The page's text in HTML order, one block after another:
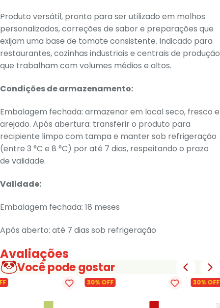
Produto versátil, pronto para ser utilizado em molhos
personalizados, correções de sabor e preparações que
exijam uma base de tomate consistente. Indicado para
restaurantes, cozinhas industriais e centrais de produção
que trabalham com volumes médios e altos.
Condições de armazenamento:
Embalagem fechada: armazenar em local seco, fresco e
arejado. Após abertura: transferir o produto para
recipiente limpo com tampa e manter sob refrigeração
(entre 3 °C e 8 °C) por até 7 dias, respeitando o prazo
de validade.
Validade:
Embalagem fechada: 18 meses
Após aberto: até 7 dias sob refrigeração
Avaliações
Você pode gostar
30% OFF 30% OFF